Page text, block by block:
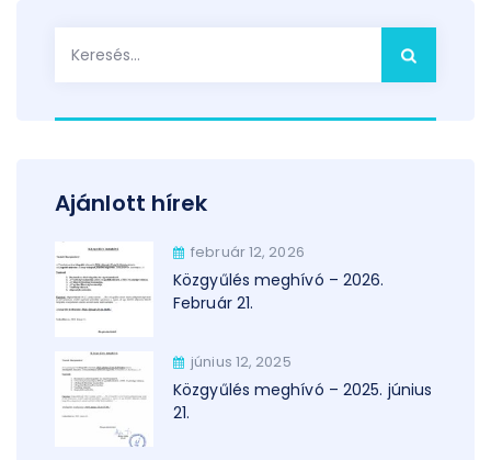
Ajánlott hírek
február 12, 2026
Közgyűlés meghívó – 2026.
Február 21.
június 12, 2025
Közgyűlés meghívó – 2025. június
21.